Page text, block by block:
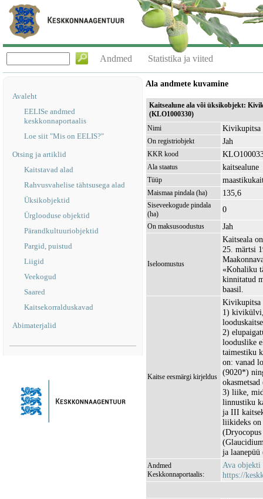
Andmed Statistika ja viited
Avaleht
EELISe andmed
keskkonnaportaalis
Loe siit "Mis on EELIS?"
Otsing ja artiklid
Kaitstavad alad
Rahvusvahelise tähtsusega alad
Üksikobjektid
Ürglooduse objektid
Pärandkultuuriobjektid
Pargid, puistud
Liigid
Veekogud
Saared
Kaitsekorralduskavad
Abimaterjalid
Ala andmete kuvamine
Kaitsealune ala või üksikobjekt:
(KLO1000330)
Nimi
Kivikupitsa
On registriobjekt Jah
KKR kood
Ala staatus kaitsealune
Tüüp
Maismaa pindala (ha) 135,6
Siseveekogude pindala
(ha)
0
On maksusoodustus Jah
Iseloomustus
Kaitseala
25. märtsi
«Kohaliku
kinnitatud
baasil.
Kaitse eesmärgi kirjeldus
Kivikupitsa
1)
2)
looduslike
taimestiku
on: vanad
(9020*)
3) liike,
linnustiku
ja III
liikideks on
ja laanepüü
Andmed
Keskkonnaportaalis:
Ava objekti
https://